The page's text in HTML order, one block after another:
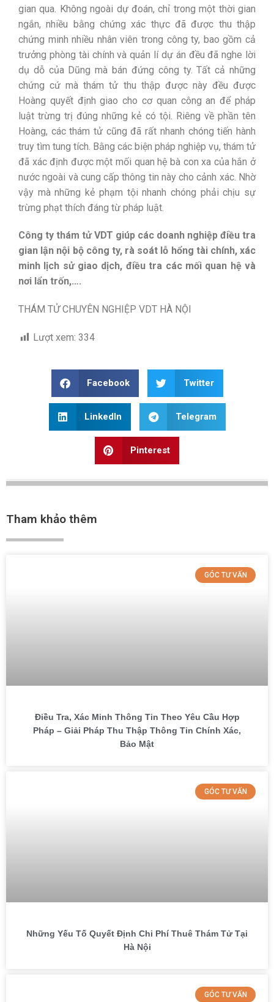
gian qua. Không ngoài dự đoán, chỉ trong một thời gian
ngắn, nhiều bằng chứng xác thực đã được thu thập
chứng minh nhiều nhân viên trong công ty, bao gồm cả
trưởng phòng tài chính và quản lí dự án đều đã nghe lời
dụ dỗ của Dũng mà bán đứng công ty. Tất cả những
chứng cứ mà thám tử thu thập được này đều được
Hoàng quyết định giao cho cơ quan công an để pháp
luật trừng trị đúng những kẻ có tội. Riêng về phần tên
Hoàng, các thám tử cũng đã rất nhanh chóng tiến hành
truy tìm tung tích. Bằng các biện pháp nghiệp vụ, thám tử
đã xác định được một mối quan hệ bà con xa của hắn ở
nước ngoài và cung cấp thông tin này cho cảnh xác. Nhờ
vậy mà những kẻ phạm tội nhanh chóng phải chịu sự
trừng phạt thích đáng từ pháp luật.
Công ty thám tử VDT giúp các doanh nghiệp điều tra
gian lận nội bộ công ty, rà soát lỗ hổng tài chính, xác
minh lịch sử giao dịch, điều tra các mối quan hệ và
nơi lẩn trốn,….
THÁM TỬ CHUYÊN NGHIỆP VDT HÀ NỘI
Lượt xem: 334
Facebook Twitter
LinkedIn Telegram
Pinterest
Tham khảo thêm
GÓC TƯ VẤN
Điều Tra, Xác Minh Thông Tin Theo Yêu Cầu Hợp
Pháp – Giải Pháp Thu Thập Thông Tin Chính Xác,
Bảo Mật
GÓC TƯ VẤN
Những Yếu Tố Quyết Định Chi Phí Thuê Thám Tử Tại
Hà Nội
GÓC TƯ VẤN